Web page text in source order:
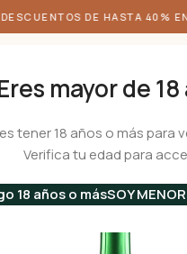
mayor de
tener 18 años o más para
Verifica tu edad para
18 años o másSOY
DE HASTA 40% EN
Vinos Espumosos